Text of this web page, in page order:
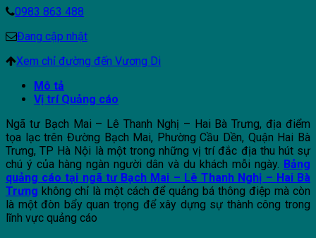
0983 863 488
Đang cập nhật
Xem chỉ đường đến Vương Di
Mô tả
Vị trí Quảng cáo
Ngã tư Bạch Mai – Lê Thanh Nghị – Hai Bà Trưng, địa điểm
tọa lạc trên Đường Bạch Mai, Phường Cầu Dền, Quận Hai Bà
Trưng, TP Hà Nội là một trong những vị trí đắc địa thu hút sự
chú ý của hàng ngàn người dân và du khách mỗi ngày. Bảng
quảng cáo tại ngã tư Bạch Mai – Lê Thanh Nghị – Hai Bà
Trưng không chỉ là một cách để quảng bá thông điệp mà còn
là một đòn bẩy quan trọng để xây dựng sự thành công trong
lĩnh vực quảng cáo